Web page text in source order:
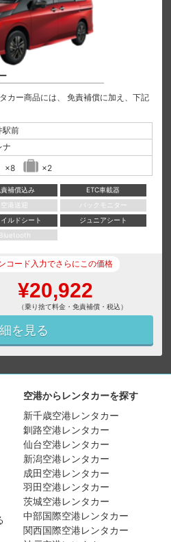
カー商品には、 免責補償に加え、下記
駅前
ナ
×8 ×2
補償込み
ETC車載器
空港送迎
バックモニター
ルドシート
ジュニアシート
Bluetooth
コード入力でさらにこの価格
¥20,922
（乗り捨て料金・免責補償・税込）
を見る
空港からレンタカーを探す
新千歳空港レンタカー
釧路空港レンタカー
仙台空港レンタカー
新潟空港レンタカー
成田空港レンタカー
羽田空港レンタカー
茨城空港レンタカー
中部国際空港レンタカー
関西国際空港レンタカー